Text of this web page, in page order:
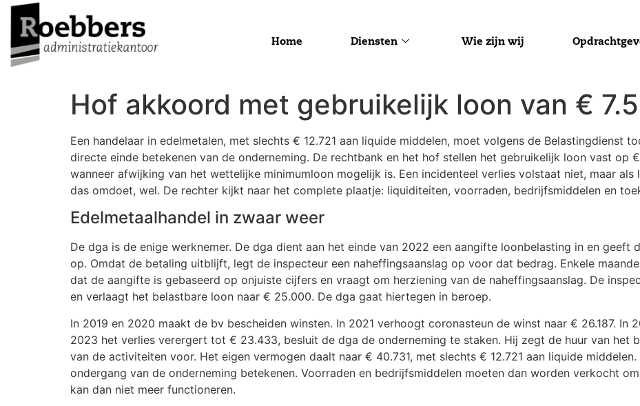
Home Diensten Wie zijn wij
Hof akkoord met gebruikelijk loon van €
Een handelaar in edelmetalen, met slechts € 12.721 aan liquide middelen, moet volgens de Belastingdienst
directe einde betekenen van de onderneming. De rechtbank en het hof stellen het gebruikelijk loon vast op
wanneer afwijking van het wettelijke minimumloon mogelijk is. Een incidenteel verlies volstaat niet, maar
das omdoet, wel. De rechter kijkt naar het complete plaatje: liquiditeiten, voorraden, bedrijfsmiddelen en
Edelmetaalhandel in zwaar weer
De dga is de enige werknemer. De dga dient aan het einde van 2022 een aangifte loonbelasting in en geeft
op. Omdat de betaling uitblijft, legt de inspecteur een naheffingsaanslag op voor dat bedrag. Enkele
dat de aangifte is gebaseerd op onjuiste cijfers en vraagt om herziening van de naheffingsaanslag. De
en verlaagt het belastbare loon naar € 25.000. De dga gaat hiertegen in beroep.
In 2019 en 2020 maakt de bv bescheiden winsten. In 2021 verhoogt coronasteun de winst naar € 26.187. In
2023 het verlies verergert tot € 23.433, besluit de dga de onderneming te staken. Hij zegt de huur van het
van de activiteiten voor. Het eigen vermogen daalt naar € 40.731, met slechts € 12.721 aan liquide
ondergang van de onderneming betekenen. Voorraden en bedrijfsmiddelen moeten dan worden verkocht
kan dan niet meer functioneren.